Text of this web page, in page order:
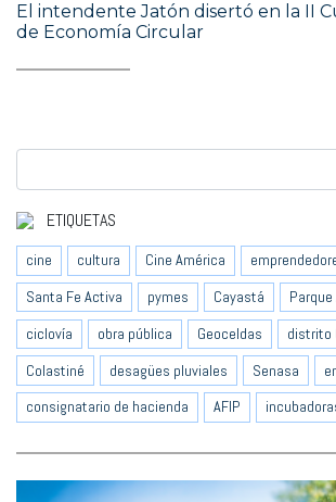
El intendente Jatón disertó en la II
de Economía Circular
ETIQUETAS
cine cultura Cine América
Santa Fe Activa
pymes Cayastá
ciclovía
obra pública Geoceldas
distrito
Colastiné
desagües pluviales Senasa
consignatario de hacienda
AFIP